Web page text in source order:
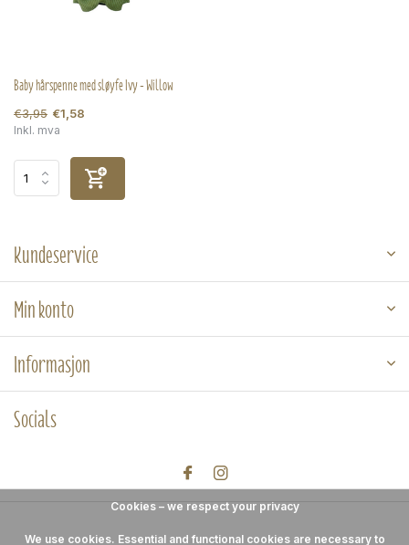
Baby hårspenne med sløyfe Ivy - Willow
€3,95 €1,58
Inkl. mva
Kundeservice
Min konto
Informasjon
Socials
Cookies – we respect your privacy
We use cookies. Essential and functional cookies are necessary to